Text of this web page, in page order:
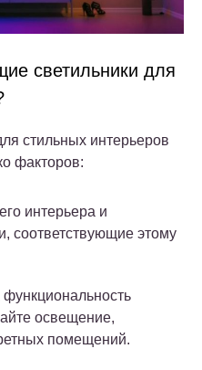
светильники для
стильных интерьеров
факторов:
интерьера и
соответствующие этому
освещение,
помещений.